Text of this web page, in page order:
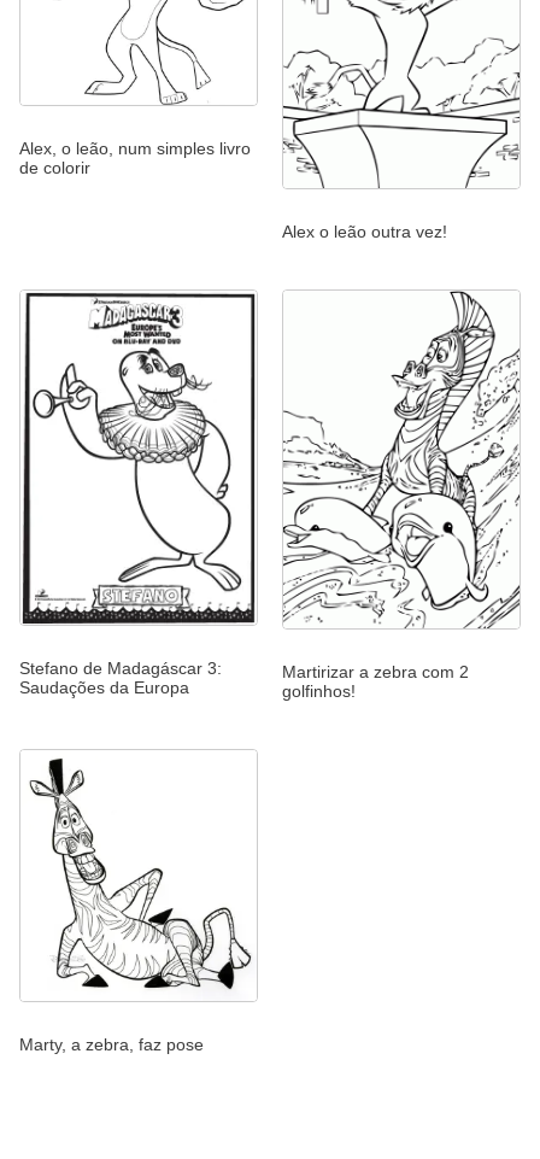
Alex, o leão, num simples livro
de colorir
Alex o leão outra vez!
Stefano de Madagáscar 3:
Saudações da Europa
Martirizar a zebra com 2
golfinhos!
Marty, a zebra, faz pose